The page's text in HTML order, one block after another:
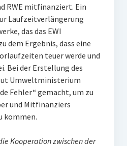
RWE mitfinanziert. Ein
Laufzeitverlängerung
das das EWI
dem Ergebnis, dass eine
teuer werde und
Bei der Erstellung des
Umweltministerium
Fehler“ gemacht, um zu
und Mitfinanziers
kommen.
Kooperation zwischen der